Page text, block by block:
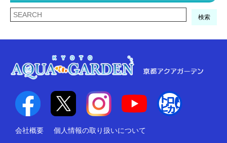
検索
会社概要 個人情報の取り扱いについて